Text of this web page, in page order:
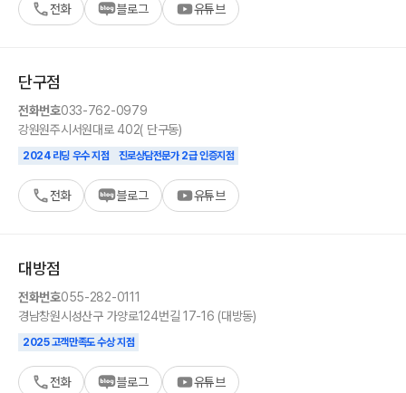
전화 블로그 유튜브
단구점
전화번호033-762-0979
강원원주시 서원대로 402( 단구동)
2024 리딩 우수 지점 진로상담전문가 2급 인증지점
전화 블로그 유튜브
대방점
전화번호055-282-0111
경남창원시성산구 가양로124번길 17-16 (대방동)
2025 고객만족도 수상 지점
전화 블로그 유튜브